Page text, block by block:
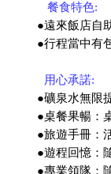
餐食特色:
●遠來飯店自
●行程當中有
用心承諾:
●礦泉水無限
●桌餐果暢：
●旅遊手冊：
●遊程回憶：
●專業領隊：